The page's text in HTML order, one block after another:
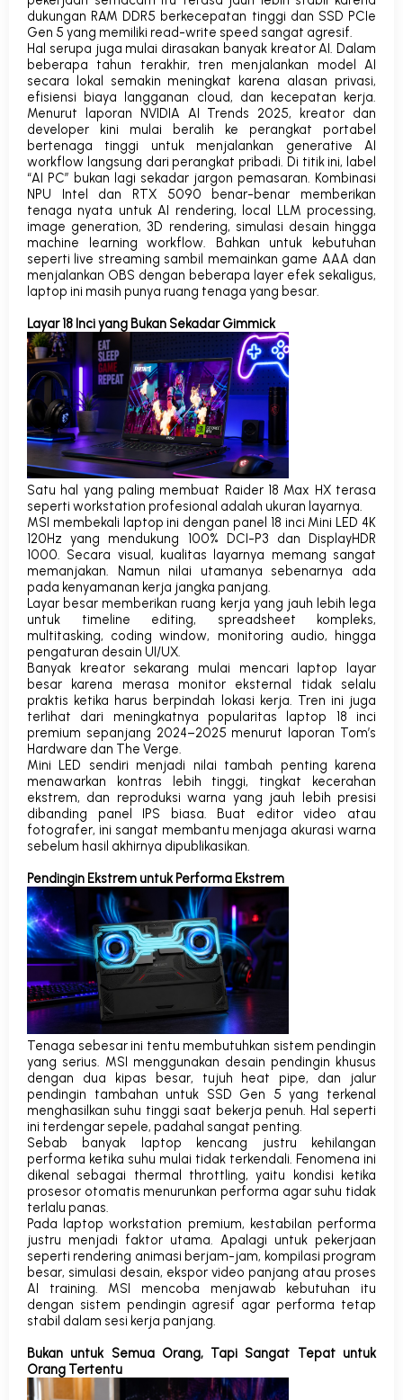
dukungan RAM DDR5 berkecepatan tinggi dan SSD PCIe
Gen 5 yang memiliki read-write speed sangat agresif.
Hal serupa juga mulai dirasakan banyak kreator AI. Dalam
beberapa tahun terakhir, tren menjalankan model AI
secara lokal semakin meningkat karena alasan privasi,
efisiensi biaya langganan cloud, dan kecepatan kerja.
Menurut laporan NVIDIA AI Trends 2025, kreator dan
developer kini mulai beralih ke perangkat portabel
bertenaga tinggi untuk menjalankan generative AI
workflow langsung dari perangkat pribadi. Di titik ini, label
“AI PC” bukan lagi sekadar jargon pemasaran. Kombinasi
NPU Intel dan RTX 5090 benar-benar memberikan
tenaga nyata untukAI rendering, local LLM processing,
image generation, 3D rendering, simulasi desain hingga
machine learning workflow. Bahkan untuk kebutuhan
seperti live streaming sambil memainkan game AAA dan
menjalankan OBS dengan beberapa layer efek sekaligus,
laptop ini masih punya ruang tenaga yang besar.
Layar 18 Inci yang Bukan Sekadar Gimmick
Satu hal yang paling membuat Raider 18 Max HX terasa
seperti workstation profesional adalah ukuran layarnya.
MSI membekali laptop ini dengan panel 18 inci Mini LED 4K
120Hz yang mendukung 100% DCI-P3 dan DisplayHDR
1000. Secara visual, kualitas layarnya memang sangat
memanjakan. Namun nilai utamanya sebenarnya ada
pada kenyamanan kerja jangka panjang.
Layar besar memberikan ruang kerja yang jauh lebih lega
untuk timeline editing, spreadsheet kompleks,
multitasking, coding window, monitoring audio, hingga
pengaturan desain UI/UX.
Banyak kreator sekarang mulai mencari laptop layar
besar karena merasa monitor eksternal tidak selalu
praktis ketika harus berpindah lokasi kerja. Tren ini juga
terlihat dari meningkatnya popularitas laptop 18 inci
premium sepanjang 2024–2025 menurut laporan Tom’s
Hardware dan The Verge.
Mini LED sendiri menjadi nilai tambah penting karena
menawarkan kontras lebih tinggi, tingkat kecerahan
ekstrem, dan reproduksi warna yang jauh lebih presisi
dibanding panel IPS biasa. Buat editor video atau
fotografer, ini sangat membantu menjaga akurasi warna
sebelum hasil akhirnya dipublikasikan.
Pendingin Ekstrem untuk Performa Ekstrem
Tenaga sebesar ini tentu membutuhkan sistem pendingin
yang serius. MSI menggunakan desain pendingin khusus
dengan dua kipas besar, tujuh heat pipe, dan jalur
pendingin tambahan untuk SSD Gen 5 yang terkenal
menghasilkan suhu tinggi saat bekerja penuh. Hal seperti
ini terdengar sepele, padahal sangat penting.
Sebab banyak laptop kencang justru kehilangan
performa ketika suhu mulai tidak terkendali. Fenomena ini
dikenal sebagai thermal throttling, yaitu kondisi ketika
prosesor otomatis menurunkan performa agar suhu tidak
terlalu panas.
Pada laptop workstation premium, kestabilan performa
justru menjadi faktor utama. Apalagi untuk pekerjaan
seperti rendering animasi berjam-jam, kompilasi program
besar, simulasi desain, ekspor video panjang atau proses
AI training. MSI mencoba menjawab kebutuhan itu
dengan sistem pendingin agresif agar performa tetap
stabil dalam sesi kerja panjang.
Bukan untuk Semua Orang, Tapi Sangat Tepat untuk
Orang Tertentu